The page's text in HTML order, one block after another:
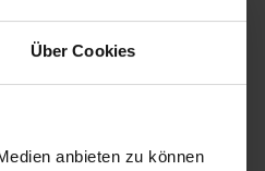
Über Cookies
anbieten zu können